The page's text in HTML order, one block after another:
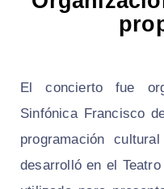
El concierto fue
Sinfónica Francisco
programación
desarrolló en el